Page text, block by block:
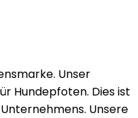
Unser
Hundepfoten. Dies ist
Unsere